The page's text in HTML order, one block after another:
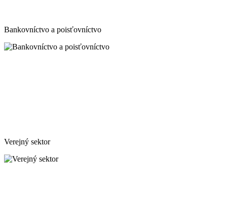
Bankovníctvo a poisťovníctvo
Verejný sektor